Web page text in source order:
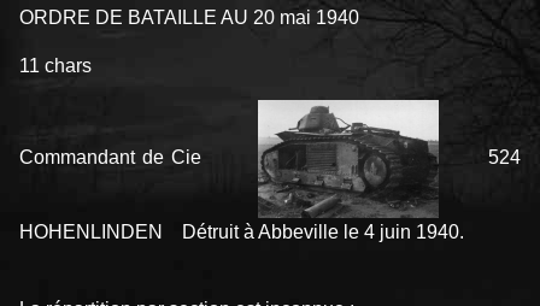
ORDRE DE BATAILLE AU 20 mai 1940
11 chars
Commandant de Cie 524
HOHENLINDEN Détruit à Abbeville le 4 juin 1940.